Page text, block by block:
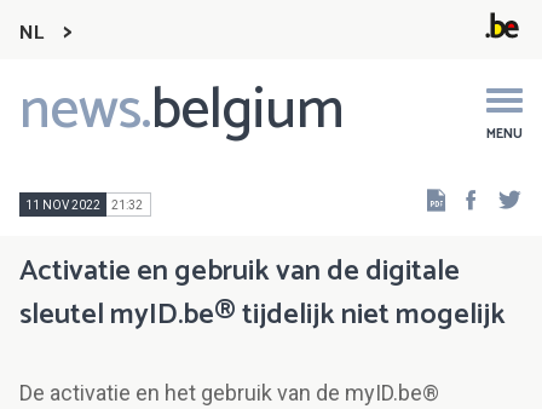
NL
news.belgium MENU
Main
navigation
11 NOV 2022 21:32
Activatie en gebruik van de digitale
sleutel myID.be® tijdelijk niet mogelijk
De activatie en het gebruik van de myID.be®